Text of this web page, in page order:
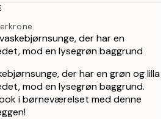
der har en
mod en lysegrøn baggrund
der har en grøn og lilla
mod en lysegrøn baggrund.
i børneværelset med denne